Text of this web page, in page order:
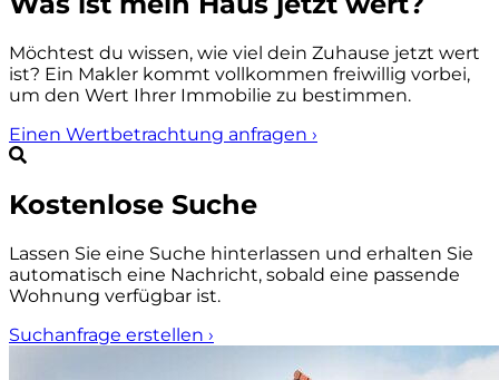
Möchtest du wissen, wie viel dein Zuhause jetzt wert
ist? Ein Makler kommt vollkommen freiwillig vorbei,
um den Wert Ihrer Immobilie zu bestimmen.
Einen Wertbetrachtung anfragen ›
Kostenlose Suche
Lassen Sie eine Suche hinterlassen und erhalten Sie
automatisch eine Nachricht, sobald eine passende
Wohnung verfügbar ist.
Suchanfrage erstellen ›